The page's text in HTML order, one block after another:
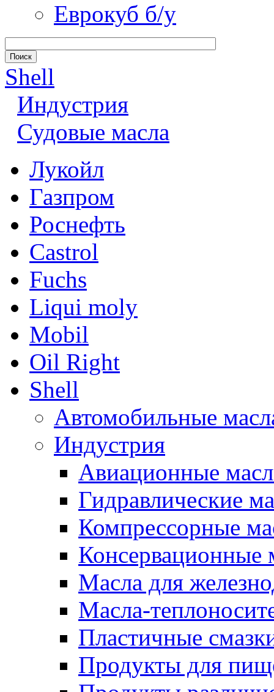
Еврокуб б/у
Shell
Индустрия
Судовые масла
Лукойл
Газпром
Роснефть
Castrol
Fuchs
Liqui moly
Mobil
Oil Right
Shell
Автомобильные
Индустрия
Авиационные
Гидравлические
Компрессорные
Консервационные
Масла для
Масла-
Пластичные
Продукты для